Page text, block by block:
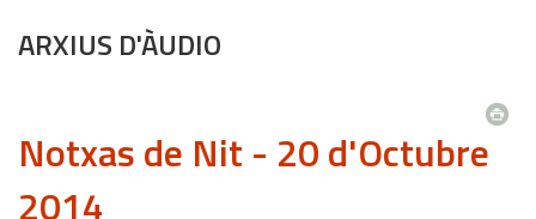
ARXIUS D'ÀUDIO
Notxas de Nit - 20 d'Octubre
2014